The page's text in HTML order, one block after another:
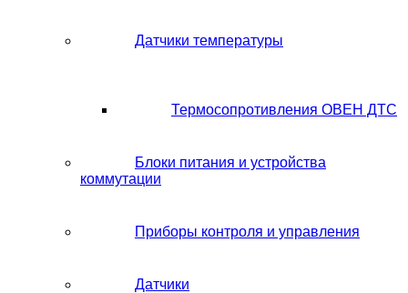
Датчики температуры
Термосопротивления ОВЕН ДТС
Блоки питания и устройства
коммутации
Приборы контроля и управления
Датчики